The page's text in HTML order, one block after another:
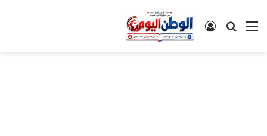
القائمةبحث عن تسجيل الدخول